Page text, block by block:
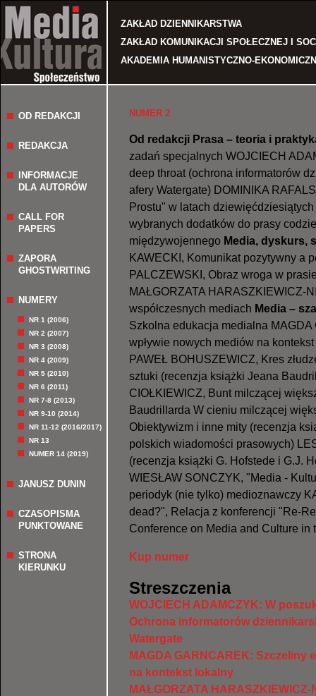
ZAKŁAD DZIENNIKARSTWA
ZAKŁAD KOMUNIKACJI SPOŁECZNEJ I
AKADEMIA HUMANISTYCZNO-
NUMER 2
Od redakcji Prasa – teoria i
zadań specjalnych WOJCIECH
deep throat (ochrona informatorów
afery Watergate) DOMINIKA
Prostu" w latach
wybranych dodatków do prasy
międzywojennego Media, dyskurs,
KAWECKI, Komunikat pozytywny a
PALCZEWSKI, Obraz wroga w
MAŁGORZATA HARASZKIEWICZ-
współczesnych mediach Media –
Szkolna edukacja medialna
wpływie nowych mediów na
PAWEŁ BOHUSZEWICZ, Kres
sztuki (recenzja książki Jeana
CIOŁKIEWICZ, Bunt milczącej
Baudrillarda W cieniu milczącej
Obiektywizm i inne mity (recenzja
polskich wiadomości prasowych)
(recenzja książki G. Hofstede i G.J.
WIESŁAW SONCZYK, "Media -
periodyk (nie tylko) medioznawczy
dead?", Relacja z konferencji "Re-
Conference on Media and Culture in
Kup numer
Streszczenia
WOJCIECH ADAMCZYK: W
Ochrona informatorów
Watergate
MAGDA GARNCAREK: Szczeliny
na kontekst lokalny
MAŁGORZATA
OD REDAKCJI
REDAKCJA
INFORMACJE
DLA AUTORÓW
CALL FOR
PAPERS
ZAPORA
GHOSTWRITING
NUMERY
NR 1 (2006)
NR 2 (2007)
NR 3 (2008)
NR 4 (2009)
NR 5 (2010)
NR 6 (2011)
NR 7-8 (2013)
NR 9-10 (2014)
NR 11-12 (2016/2017)
NR 13
NUMER 14 (2019)
JANUSZ DUNIN
CZASOPISMA
PUNKTOWANE
STRONA
KIERUNKU